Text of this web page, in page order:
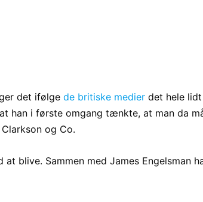
det ifølge de britiske medier det hele
han i første omgang tænkte, at man da
og Co.
at blive. Sammen med James Engelsman